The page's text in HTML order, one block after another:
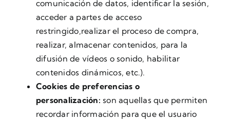
comunicación de datos, identificar la sesión,
acceder a partes de acceso
restringido,realizar el proceso de compra,
realizar, almacenar contenidos, para la
difusión de vídeos o sonido, habilitar
contenidos dinámicos, etc.).
Cookies de preferencias o
personalización: son aquellas que permiten
recordar información para que el usuario